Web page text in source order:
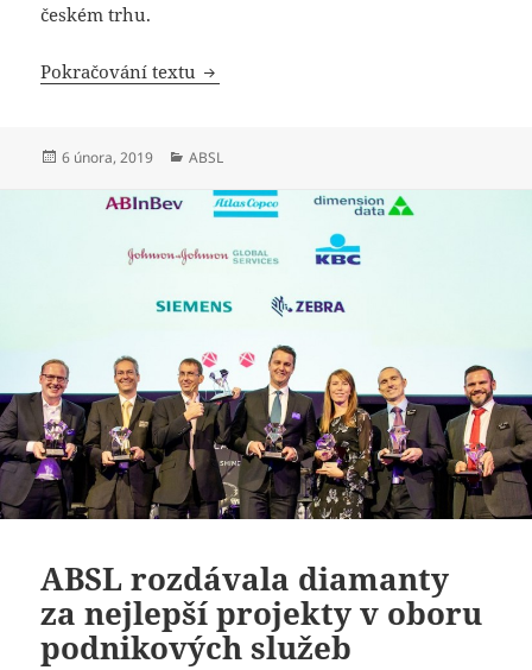
českém trhu.
Pokračování textu V podnikových službách v ČR
Publikováno:
6 února, 2019 Rubriky:
ABSL
ABSL rozdávala diamanty
za nejlepší projekty v oboru
podnikových služeb